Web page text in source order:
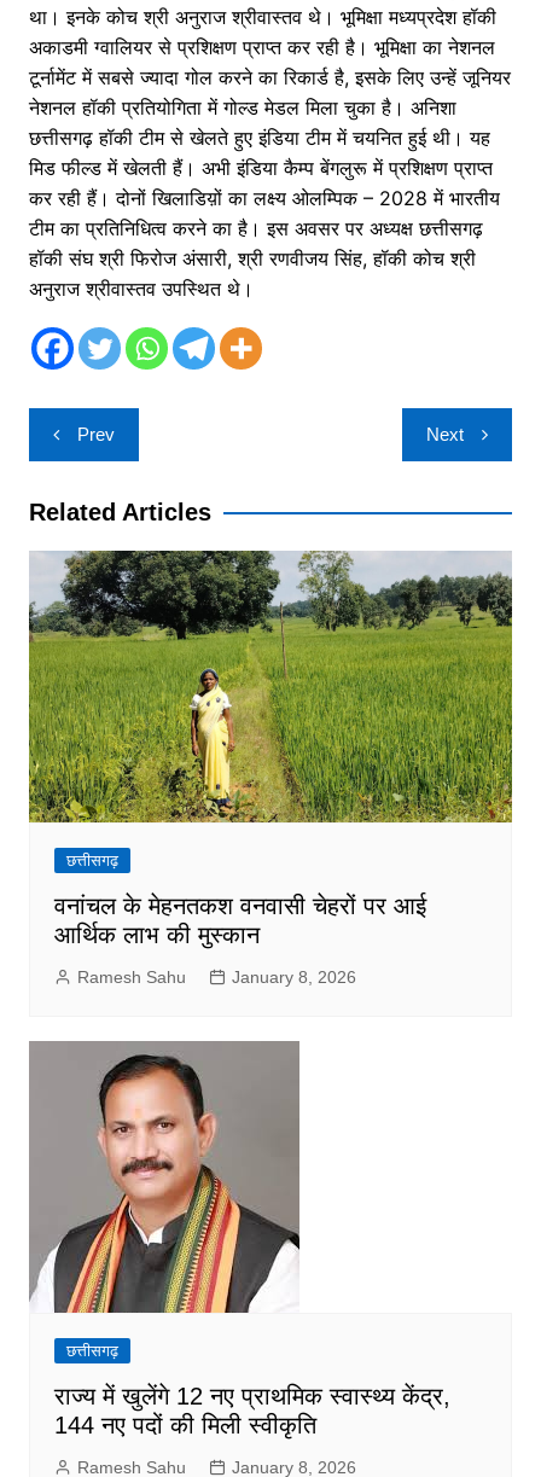
था। इनके कोच श्री अनुराज श्रीवास्तव थे। भूमिक्षा मध्यप्रदेश हॉकी
अकाडमी ग्वालियर से प्रशिक्षण प्राप्त कर रही है। भूमिक्षा का नेशनल
टूर्नामेंट में सबसे ज्यादा गोल करने का रिकार्ड है, इसके लिए उन्हें जूनियर
नेशनल हॉकी प्रतियोगिता में गोल्ड मेडल मिला चुका है। अनिशा
छत्तीसगढ़ हॉकी टीम से खेलते हुए इंडिया टीम में चयनित हुई थी। यह
मिड फील्ड में खेलती हैं। अभी इंडिया कैम्प बेंगलुरू में प्रशिक्षण प्राप्त
कर रही हैं। दोनों खिलाडिय़ों का लक्ष्य ओलम्पिक – 2028 में भारतीय
टीम का प्रतिनिधित्व करने का है। इस अवसर पर अध्यक्ष छत्तीसगढ़
हॉकी संघ श्री फिरोज अंसारी, श्री रणवीजय सिंह, हॉकी कोच श्री
अनुराज श्रीवास्तव उपस्थित थे।
Post
navigation
Prev Next
Related Articles
छत्तीसगढ़
वनांचल के मेहनतकश वनवासी चेहरों पर आई
आर्थिक लाभ की मुस्कान
Ramesh Sahu January 8, 2026
छत्तीसगढ़
राज्य में खुलेंगे 12 नए प्राथमिक स्वास्थ्य केंद्र,
144 नए पदों की मिली स्वीकृति
Ramesh Sahu January 8, 2026